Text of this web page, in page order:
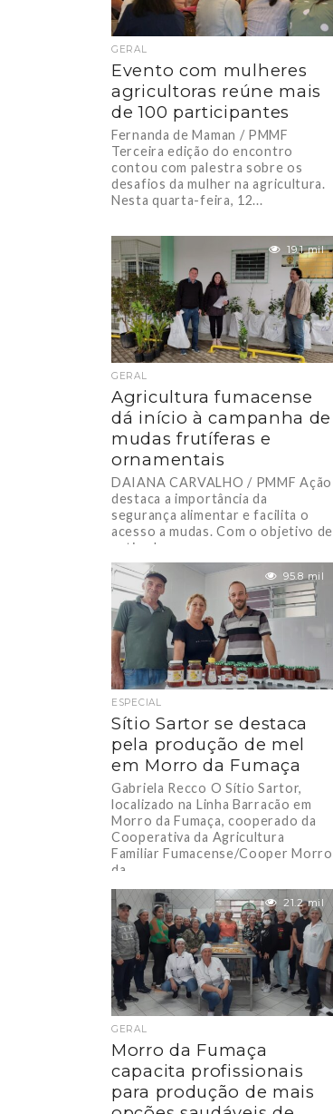
GERAL
Evento com mulheres
agricultoras reúne mais
de 100 participantes
Fernanda de Maman / PMMF
Terceira edição do encontro
contou com palestra sobre os
desafios da mulher na agricultura.
Nesta quarta-feira, 12...
19.1 mil
GERAL
Agricultura fumacense
dá início à campanha de
mudas frutíferas e
ornamentais
DAIANA CARVALHO / PMMF Ação
destaca a importância da
segurança alimentar e facilita o
acesso a mudas. Com o objetivo de
estimular...
95.8 mil
ESPECIAL
Sítio Sartor se destaca
pela produção de mel
em Morro da Fumaça
Gabriela Recco O Sítio Sartor,
localizado na Linha Barracão em
Morro da Fumaça, cooperado da
Cooperativa da Agricultura
Familiar Fumacense/Cooper Morro
da...
21.2 mil
GERAL
Morro da Fumaça
capacita profissionais
para produção de mais